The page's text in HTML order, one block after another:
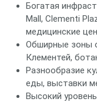
Богатая
Mall, Clementi
медицинские
Обширные зоны
Клементей,
Разнообразие
еды, выставки
Высокий